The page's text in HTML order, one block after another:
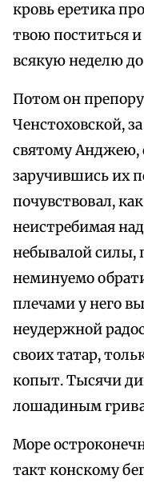
кровь еретика
твою поститься и
всякую неделю
Потом он
Ченстоховской,
святому Анджею,
заручившись их
почувствовал,
неистребимая
небывалой силы,
неминуемо
плечами у него
неудержной
своих татар,
копыт. Тысячи
лошадиным
Море
такт конскому